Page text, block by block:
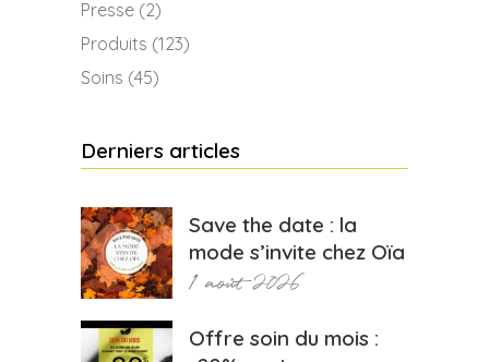
Presse (2)
Produits (123)
Soins (45)
Derniers articles
Save the date : la
mode s’invite chez Oïa
1 août 2026
Offre soin du mois :